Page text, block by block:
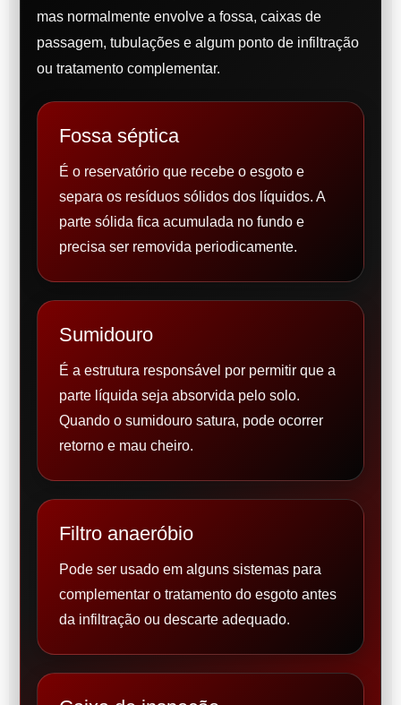
mas normalmente envolve a fossa, caixas de
passagem, tubulações e algum ponto de infiltração
ou tratamento complementar.
Fossa séptica
É o reservatório que recebe o esgoto e
separa os resíduos sólidos dos líquidos. A
parte sólida fica acumulada no fundo e
precisa ser removida periodicamente.
Sumidouro
É a estrutura responsável por permitir que a
parte líquida seja absorvida pelo solo.
Quando o sumidouro satura, pode ocorrer
retorno e mau cheiro.
Filtro anaeróbio
Pode ser usado em alguns sistemas para
complementar o tratamento do esgoto antes
da infiltração ou descarte adequado.